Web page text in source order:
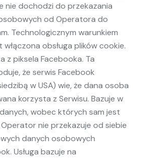
nie dochodzi do przekazania
od Operatora do
Technologicznym warunkiem
włączona obsługa plików cookie.
z piksela Facebooka. Ta
że serwis Facebook
w USA) wie, że dana osoba
korzysta z Serwisu. Bazuje w
wobec których sam jest
nie przekazuje od siebie
danych osobowych
Usługa bazuje na